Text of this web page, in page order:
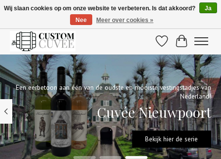
De beste wijnen gepersonaliseerd voor u!
Verlanglijst
Hero slideshow items
Een eerbetoon aan één van de oudste en mooiste vestingstadjes van
Nederland!
Cuvée Nieuwpoort
Bekijk hier de serie
Wij slaan cookies op om onze website te verbeteren. Is dat akkoord?
Ja
Nee
Meer over cookies »